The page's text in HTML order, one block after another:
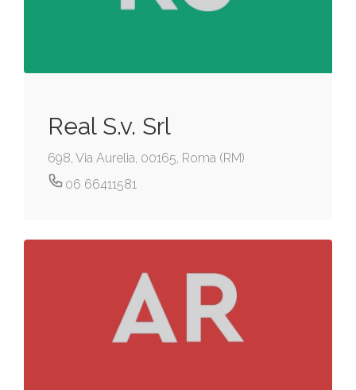
Real S.v. Srl
698, Via Aurelia, 00165, Roma (RM)
06 66411581